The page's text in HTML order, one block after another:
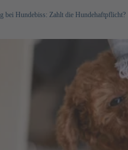
bei Hundebiss: Zahlt die Hundehaftpflicht?